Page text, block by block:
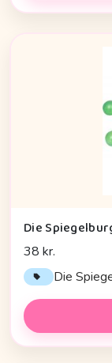
Die
38 kr.
Die